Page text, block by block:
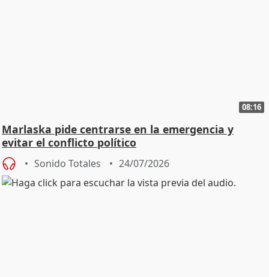
08:16
Marlaska pide centrarse en la emergencia y
evitar el conflicto político
Sonido Totales 24/07/2026